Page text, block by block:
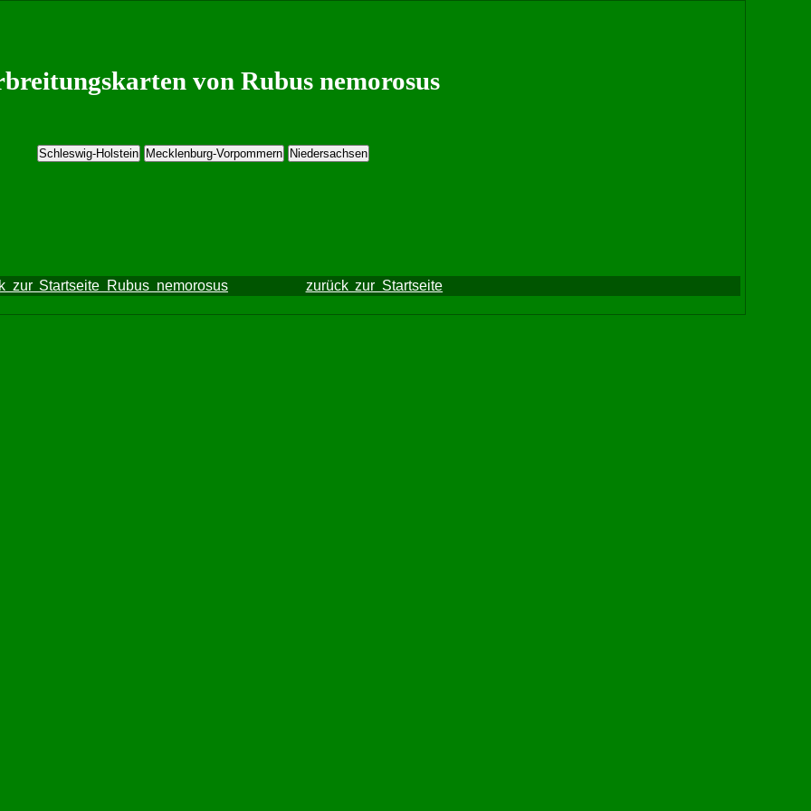
von Rubus nemorosus
zur Startseite Rubus nemorosus zurück zur Startseite